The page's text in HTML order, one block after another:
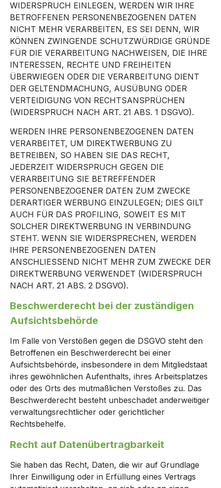
WIDERSPRUCH EINLEGEN, WERDEN WIR IHRE
BETROFFENEN PERSONENBEZOGENEN DATEN
NICHT MEHR VERARBEITEN, ES SEI DENN, WIR
KÖNNEN ZWINGENDE SCHUTZWÜRDIGE GRÜNDE
FÜR DIE VERARBEITUNG NACHWEISEN, DIE IHRE
INTERESSEN, RECHTE UND FREIHEITEN
ÜBERWIEGEN ODER DIE VERARBEITUNG DIENT
DER GELTENDMACHUNG, AUSÜBUNG ODER
VERTEIDIGUNG VON RECHTSANSPRÜCHEN
(WIDERSPRUCH NACH ART. 21 ABS. 1 DSGVO).
WERDEN IHRE PERSONENBEZOGENEN DATEN
VERARBEITET, UM DIREKTWERBUNG ZU
BETREIBEN, SO HABEN SIE DAS RECHT,
JEDERZEIT WIDERSPRUCH GEGEN DIE
VERARBEITUNG SIE BETREFFENDER
PERSONENBEZOGENER DATEN ZUM ZWECKE
DERARTIGER WERBUNG EINZULEGEN; DIES GILT
AUCH FÜR DAS PROFILING, SOWEIT ES MIT
SOLCHER DIREKTWERBUNG IN VERBINDUNG
STEHT. WENN SIE WIDERSPRECHEN, WERDEN
IHRE PERSONENBEZOGENEN DATEN
ANSCHLIESSEND NICHT MEHR ZUM ZWECKE DER
DIREKTWERBUNG VERWENDET (WIDERSPRUCH
NACH ART. 21 ABS. 2 DSGVO).
Beschwerde­recht bei der zuständigen
Aufsichts­behörde
Im Falle von Verstößen gegen die DSGVO steht den
Betroffenen ein Beschwerderecht bei einer
Aufsichtsbehörde, insbesondere in dem Mitgliedstaat
ihres gewöhnlichen Aufenthalts, ihres Arbeitsplatzes
oder des Orts des mutmaßlichen Verstoßes zu. Das
Beschwerderecht besteht unbeschadet anderweitiger
verwaltungsrechtlicher oder gerichtlicher
Rechtsbehelfe.
Recht auf Daten­übertrag­barkeit
Sie haben das Recht, Daten, die wir auf Grundlage
Ihrer Einwilligung oder in Erfüllung eines Vertrags